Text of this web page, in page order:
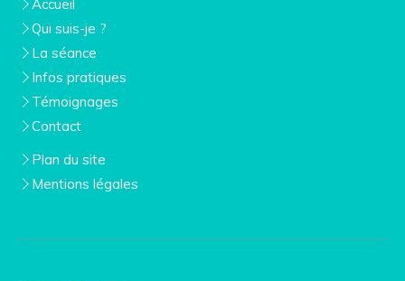
Accueil
Qui suis-je ?
La séance
Infos pratiques
Témoignages
Contact
Plan du site
Mentions légales